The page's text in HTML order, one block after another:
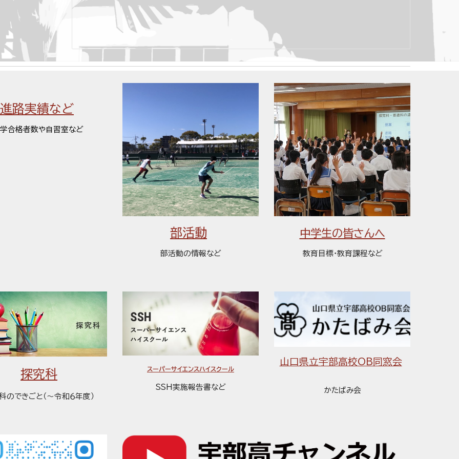
進路実績など
合格者数や自習室など
部活動
部活動の情報など
中学生の皆さんへ
教育目標・教育課程など
探究科
のできごと（～令和６年度）
スーパーサイエンスハイスクール
SSH実施報告書など
山口県立宇部高校OB同窓会
かたばみ会